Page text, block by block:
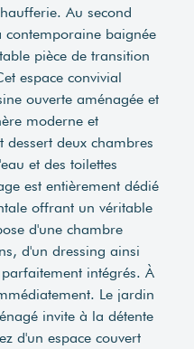
Au second
contemporaine baignée
pièce de transition
espace convivial
ouverte aménagée et
moderne et
deux chambres
et des toilettes
est entièrement dédié
offrant un véritable
d'une chambre
d'un dressing ainsi
intégrés. À
Le jardin
invite à la détente
d'un espace couvert